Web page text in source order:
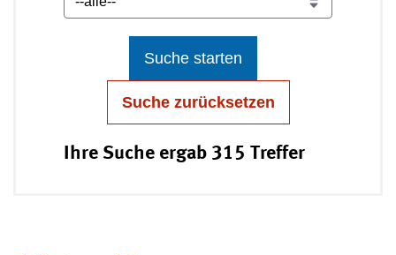
Suche starten
Suche zurücksetzen
Ihre Suche ergab 315 Treffer